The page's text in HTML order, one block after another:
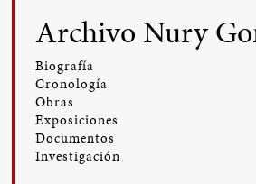
Archivo Nury
Biografía
Cronología
Obras
Exposiciones
Documentos
Investigación